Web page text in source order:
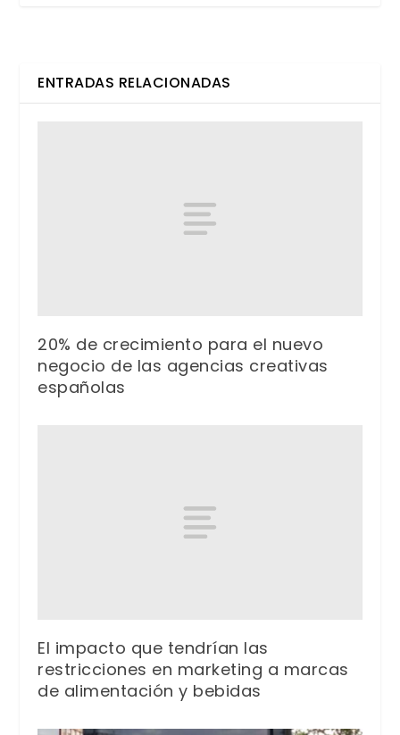
ENTRADAS RELACIONADAS
20% de crecimiento para el nuevo
negocio de las agencias creativas
españolas
El impacto que tendrían las
restricciones en marketing a marcas
de alimentación y bebidas